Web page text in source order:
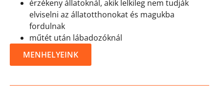
érzékeny állatoknál, akik lelkileg nem tudják
elviselni az állatotthonokat és magukba
fordulnak
műtét után lábadozóknál
MENHELYEINK